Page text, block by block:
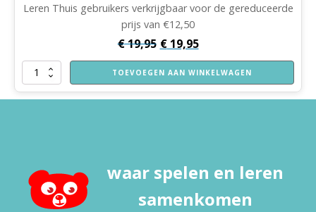
Leren Thuis gebruikers verkrijgbaar voor de gereduceerde
prijs van €12,50
€19,95 €19,95
Moffel
en
Piertje:
aantal
TOEVOEGEN AAN WINKELWAGEN
waar spelen en leren
samenkomen